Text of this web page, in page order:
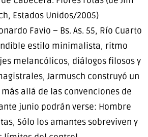
Estados Unidos/2005)
Favio – Bs. As. 55, Río Cuarto
estilo minimalista, ritmo
melancólicos, diálogos filosos y
Jarmusch construyó un
allá de las convenciones de
junio podrán verse: Hombre
Sólo los amantes sobreviven y